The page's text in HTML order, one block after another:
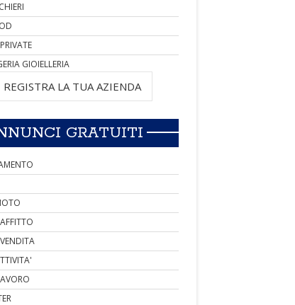
GIOIELLERIA
REGISTRA LA TUA AZIENDA
GRATUITI